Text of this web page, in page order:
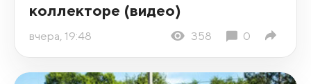
коллекторе (видео)
вчера, 19:48 358 0